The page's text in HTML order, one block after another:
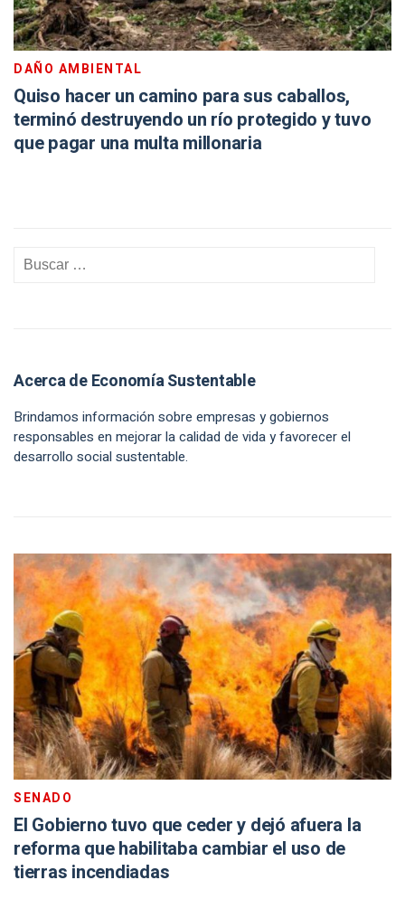
DAÑO AMBIENTAL
Quiso hacer un camino para sus caballos,
terminó destruyendo un río protegido y tuvo
que pagar una multa millonaria
Acerca de Economía Sustentable
Brindamos información sobre empresas y gobiernos
responsables en mejorar la calidad de vida y favorecer el
desarrollo social sustentable.
SENADO
El Gobierno tuvo que ceder y dejó afuera la
reforma que habilitaba cambiar el uso de
tierras incendiadas